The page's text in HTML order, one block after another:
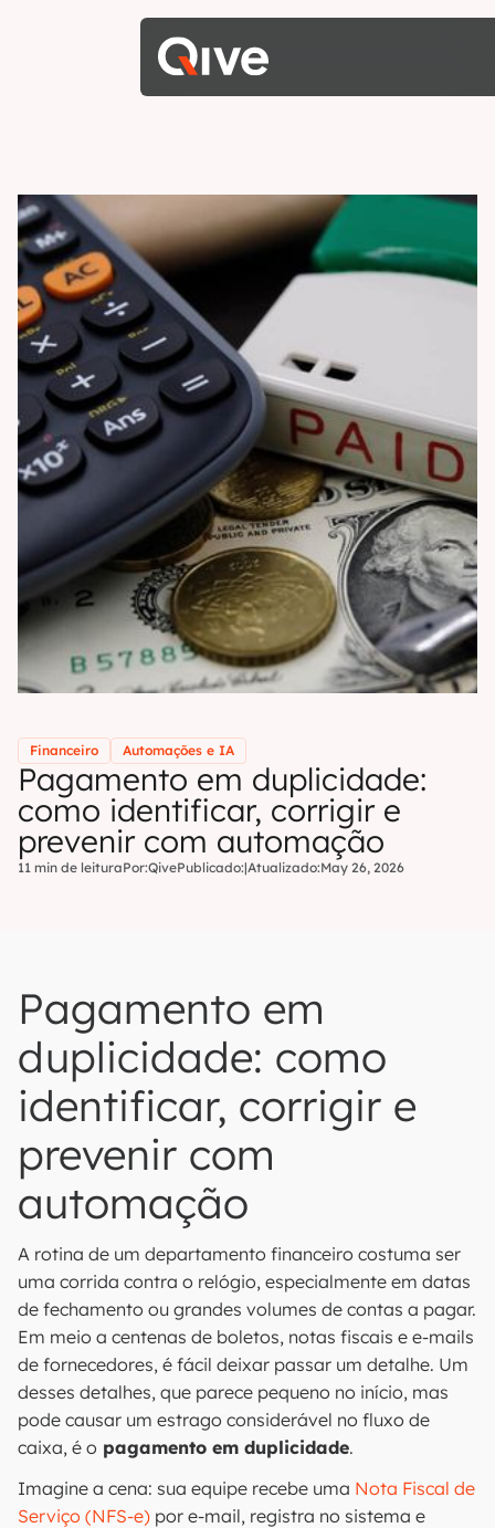
Financeiro Automações e IA
Pagamento em duplicidade:
como identificar, corrigir e
prevenir com automação
11 min de leituraPor:QivePublicado:|Atualizado:May 26, 2026
Pagamento em
duplicidade: como
identificar, corrigir e
prevenir com
automação
A rotina de um departamento financeiro costuma ser
uma corrida contra o relógio, especialmente em datas
de fechamento ou grandes volumes de contas a pagar.
Em meio a centenas de boletos, notas fiscais e e-mails
de fornecedores, é fácil deixar passar um detalhe. Um
desses detalhes, que parece pequeno no início, mas
pode causar um estrago considerável no fluxo de
caixa, é o pagamento em duplicidade.
Imagine a cena: sua equipe recebe uma Nota Fiscal de
Serviço (NFS-e) por e-mail, registra no sistema e